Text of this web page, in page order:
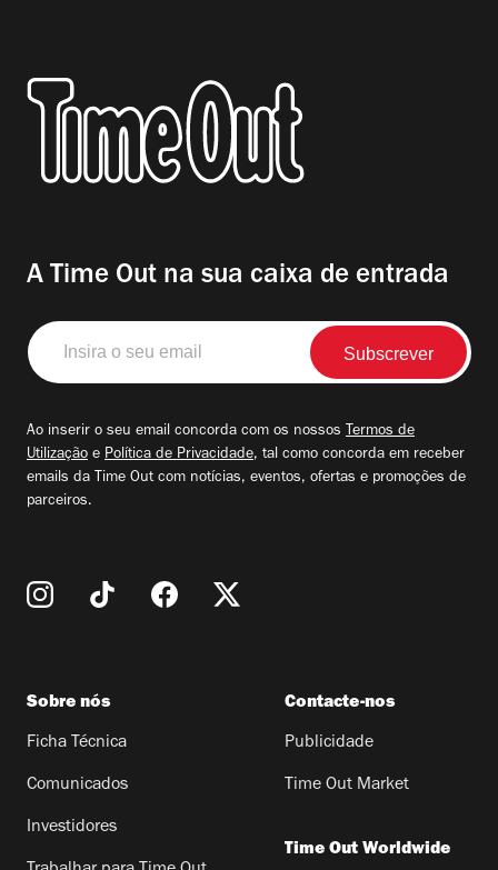
A Time Out na sua caixa de entrada
Insira
o
seu
Ao inserir o seu email concorda com os nossos Termos de
Utilização e Política de Privacidade, tal como concorda em receber
emails da Time Out com notícias, eventos, ofertas e promoções de
parceiros.
Sobre nós
Ficha Técnica
Comunicados
Investidores
Contacte-nos
Publicidade
Time Out Market
Time Out Worldwide